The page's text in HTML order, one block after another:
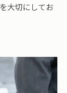
大切にしてお